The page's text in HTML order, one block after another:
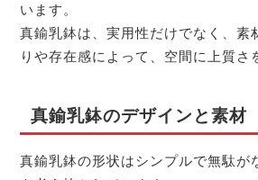
います。
真鍮乳鉢は、実用性だけでなく、素
りや存在感によって、空間に上質さ
真鍮乳鉢のデザインと素材
真鍮乳鉢の形状はシンプルで無駄が